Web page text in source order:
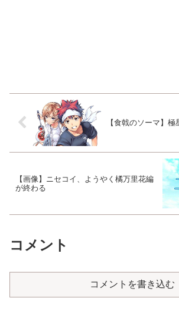
【食戟のソーマ】
【画像】ニセコイ、ようやく橘万里花編
が終わる
コメント
コメントを書き込む